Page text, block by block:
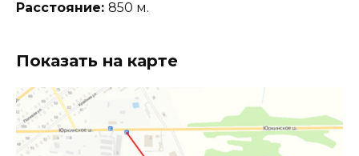
Расстояние: 850 м.
Показать на карте